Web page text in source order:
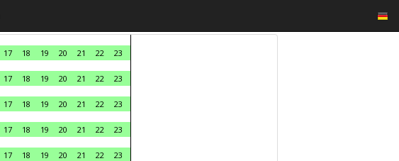
17 18 19 20 21 22
23
17 18 19 20 21 22
23
17 18 19 20 21 22
23
17 18 19 20 21 22
23
17 18 19 20 21 22
23